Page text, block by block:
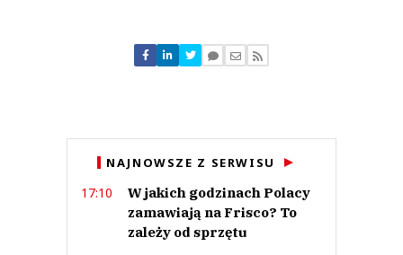
Nie znaleziono komentarzy
Zostaw swoje komentarze
NAJNOWSZE Z SERWISU
17:10
W jakich godzinach Polacy
zamawiają na Frisco? To
zależy od sprzętu